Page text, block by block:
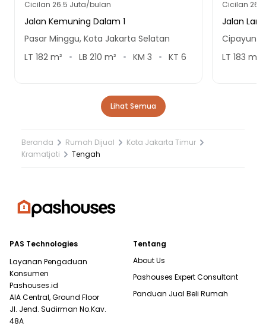
Cicilan 26.5 Juta/bulan
Jalan Kemuning Dalam 1
Pasar Minggu, Kota Jakarta Selatan
LT 182 m² LB 210 m² KM 3 KT 6
Cicilan
Jalan
LT 183 m²
Lihat Semua
Beranda Rumah Dijual
Kota Jakarta Timur
Kramatjati
Tengah
PAS Technologies
Layanan Pengaduan
Konsumen
Pashouses.id
AIA Central, Ground Floor
Jl. Jend. Sudirman No.Kav.
48A
Tentang
About Us
Pashouses Expert Consultant
Panduan Jual Beli Rumah